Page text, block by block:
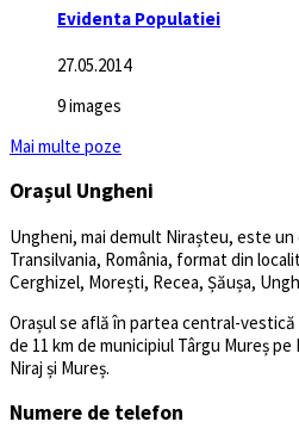
Evidenta Populatiei
27.05.2014
9 images
Mai multe poze
Orașul Ungheni
Ungheni, mai demult Nirașteu, este un
Transilvania, România, format din
Cerghizel, Morești, Recea, Șăușa,
Orașul se află în partea central-
de 11 km de municipiul Târgu Mureș
Niraj și Mureș.
Numere de telefon